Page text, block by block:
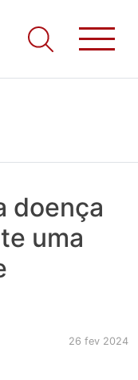
Onde as notícias
na Saúde!
doença
uma
26 fev 2024